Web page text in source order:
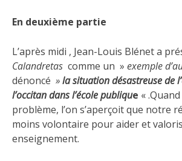
En deuxième partie
L’après midi , Jean-Louis Blénet a
Calandretas comme un » exemple
dénoncé »la situation désastreuse de
l’occitan dans l’école publique «
problème, l’on s’aperçoit que notre
moins volontaire pour aider et
enseignement.